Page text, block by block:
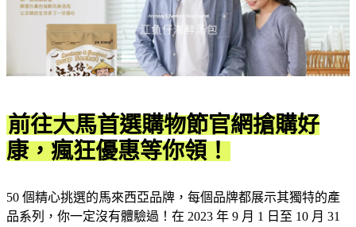
前往大馬首選購物節官網搶購好
康，瘋狂優惠等你領！
50 個精心挑選的馬來西亞品牌，每個品牌都展示其獨特的產
品系列，你一定沒有體驗過！在 2023 年 9 月 1 日至 10 月 31